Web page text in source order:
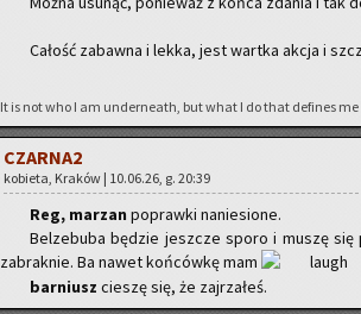
Ca­łość za­baw­na i lekka, jest wart­ka akcja i
It is not who I am un­der­ne­ath, but what I do that de­fi­nes me
CZAR­NA2
ko­bie­ta, Kra­ków | 10.06.26, g. 20:39
Reg, ma­rzan po­praw­ki na­nie­sio­ne.
Bel­ze­bu­ba bę­dzie jesz­cze sporo i muszę
za­brak­nie. Ba nawet koń­ców­kę mam
bar­niusz cie­szę się, że zaj­rza­łeś.